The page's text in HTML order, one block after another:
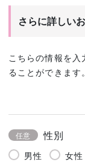
さらに詳しい
こちらの情報を
ることができます
任意 性別
男性 女性